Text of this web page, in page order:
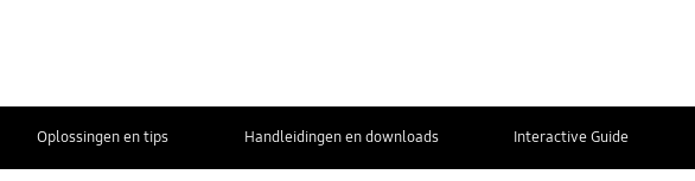
Oplossingen en tips Handleidingen en downloads Interactive Guide